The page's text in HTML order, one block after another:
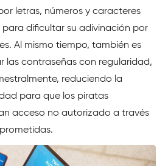
letras, números y caracteres
para dificultar su adivinación por
Al mismo tiempo, también es
las contraseñas con regularidad,
reduciendo la
para que los piratas
acceso no autorizado a través